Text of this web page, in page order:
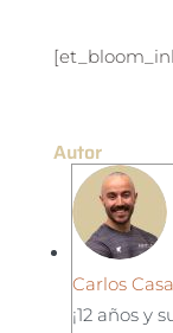
Autor
Carlos
¡12 años y